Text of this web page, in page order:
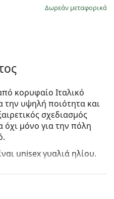
Δωρεάν μεταφορικά
κορυφαίο Ιταλικό
την υψηλή ποιότητα και
σχεδιασμός
όχι μόνο για την πόλη
unisex γυαλιά ηλίου.
καθρέφτη του